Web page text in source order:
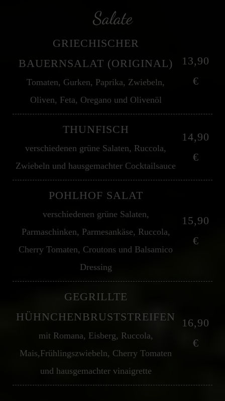
Salate
GRIECHISCHER
BAUERNSALAT (ORIGINAL)
Tomaten, Gurken, Paprika, Zwiebeln,
Oliven, Feta, Oregano und Olivenöl
13,90
€
THUNFISCH
verschiedenen grüne Salaten, Ruccola,
Zwiebeln und hausgemachter Cocktailsauce
14,90
€
POHLHOF SALAT
verschiedenen grüne Salaten,
Parmaschinken, Parmesankäse, Ruccola,
Cherry Tomaten, Croutons und Balsamico
Dressing
15,90
€
GEGRILLTE
HÜHNCHENBRUSTSTREIFEN
mit Romana, Eisberg, Ruccola,
Mais,Frühlingszwiebeln, Cherry Tomaten
und hausgemachter vinaigrette
16,90
€